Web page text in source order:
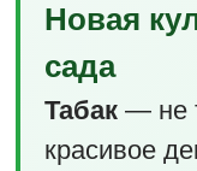
Новая
сада
Табак— не
красивое